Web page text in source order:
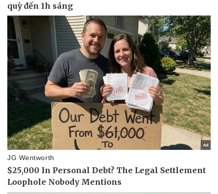
Thể thao
Bóng đá
Lịch thi đấu bóng đá
Thế giới thể thao
Hậu trường
Ô tô - Xe máy
Ô tô